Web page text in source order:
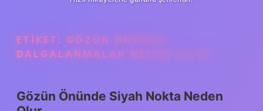
ETIKET: GÖZÜN ÖNÜNDE
DALGALANMALAR NEDEN OLUR
Gözün Önünde Siyah Nokta Neden